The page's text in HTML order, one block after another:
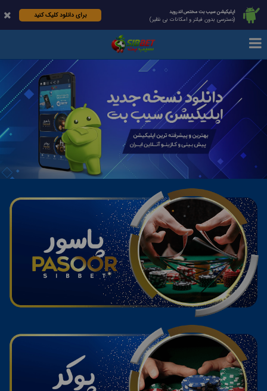
اپلیکیشن سیب بت مختص اندروید
(دسترسی بدون فیلتر و امکانات بی نظیر)
برای دانلود کلیک کنید